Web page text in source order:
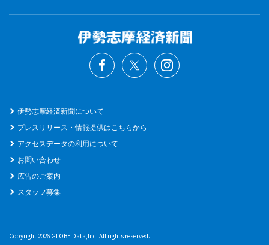
伊勢志摩経済新聞について
プレスリリース・情報提供はこちらから
アクセスデータの利用について
お問い合わせ
広告のご案内
スタッフ募集
Copyright 2026 GLOBE Data,Inc. All rights reserved.